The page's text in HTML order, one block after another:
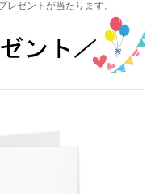
レゼントが当たります。